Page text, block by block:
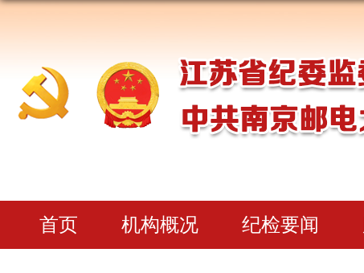
首页 机构概况 纪检要闻